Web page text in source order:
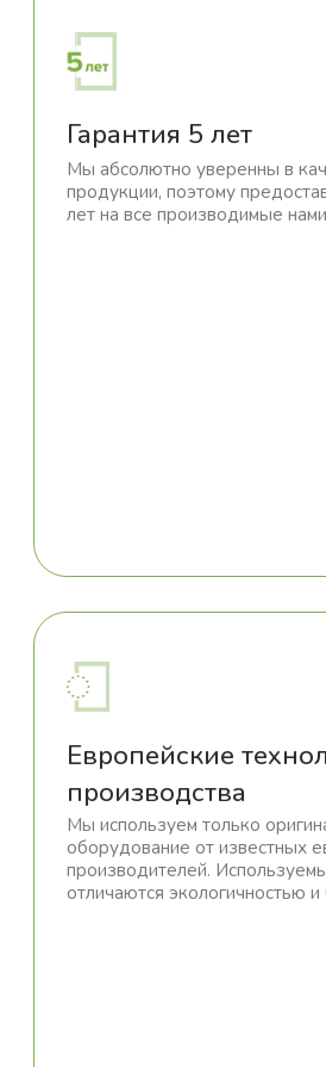
Европейские технологии
Мы используем только оригинальное
оборудование от известных европейских
производителей. Используемые материалы
отличаются экологичностью и безопасностью